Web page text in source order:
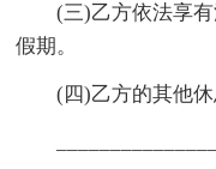
(三)乙方依法享
假期。
(四)乙方的其他